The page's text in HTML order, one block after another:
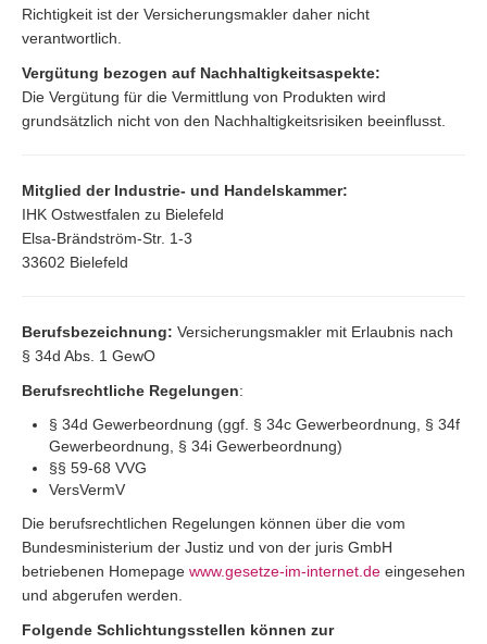
Richtigkeit ist der Versicherungsmakler daher nicht
verantwortlich.
Vergütung bezogen auf Nachhaltigkeitsaspekte:
Die Vergütung für die Vermittlung von Produkten wird
grundsätzlich nicht von den Nachhaltigkeitsrisiken beeinflusst.
Mitglied der Industrie- und Handelskammer:
IHK Ostwestfalen zu Bielefeld
Elsa-Brändström-Str. 1-3
33602 Bielefeld
Berufsbezeichnung: Versicherungsmakler mit Erlaubnis nach
§ 34d Abs. 1 GewO
Berufsrechtliche Regelungen:
§ 34d Gewerbeordnung (ggf. § 34c Gewerbeordnung, § 34f
Gewerbeordnung, § 34i Gewerbeordnung)
§§ 59-68 VVG
VersVermV
Die berufsrechtlichen Regelungen können über die vom
Bundesministerium der Justiz und von der juris GmbH
betriebenen Homepage www.gesetze-im-internet.de eingesehen
und abgerufen werden.
Folgende Schlichtungsstellen können zur